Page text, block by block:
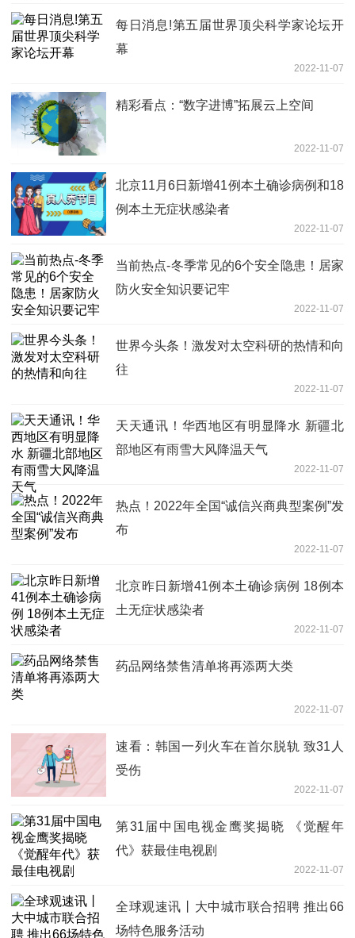
每日消息!第五届世界顶尖科学家论坛开
幕
2022-11-07
精彩看点：“数字进博”拓展云上空间
2022-11-07
北京11月6日新增41例本土确诊病例和18
例本土无症状感染者
2022-11-07
当前热点-冬季常见的6个安全隐患！居家
防火安全知识要记牢
2022-11-07
世界今头条！激发对太空科研的热情和向
往
2022-11-07
天天通讯！华西地区有明显降水 新疆北
部地区有雨雪大风降温天气
2022-11-07
热点！2022年全国“诚信兴商典型案例”发
布
2022-11-07
北京昨日新增41例本土确诊病例 18例本
土无症状感染者
2022-11-07
药品网络禁售清单将再添两大类
2022-11-07
速看：韩国一列火车在首尔脱轨 致31人
受伤
2022-11-07
第31届中国电视金鹰奖揭晓 《觉醒年
代》获最佳电视剧
2022-11-07
全球观速讯丨大中城市联合招聘 推出66
场特色服务活动